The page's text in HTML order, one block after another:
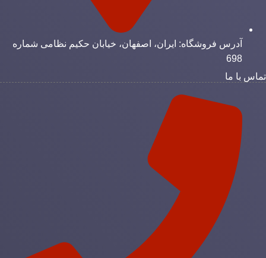
آدرس فروشگاه: ایران، اصفهان، خیابان حکیم نظامی شماره
698
با ما